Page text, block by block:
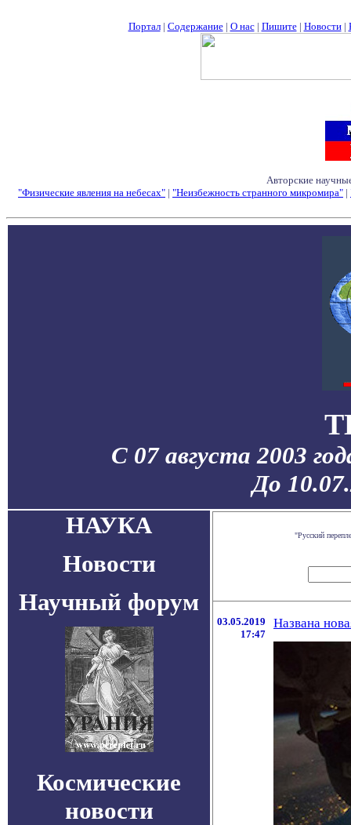
Портал| Содержание| О нас| Пишите| Новости|
Авторские
"Физические явления на небесах" | "Неизбежность странного микромира" |
С 07 августа 2003
До
НАУКА
Новости
Научный форум
Космические
новости
"Русский
03.05.2019
17:47
Названа